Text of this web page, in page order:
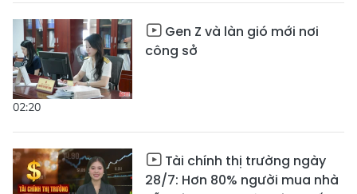
02:20
Gen Z và làn gió mới nơi
công sở
Tài chính thị trường ngày
28/7: Hơn 80% người mua nhà